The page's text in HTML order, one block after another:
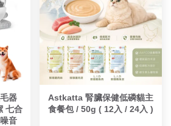
器
七合
音
Astkatta 腎臟保健低磷貓主
食餐包 / 50g ( 12入 / 24入 )